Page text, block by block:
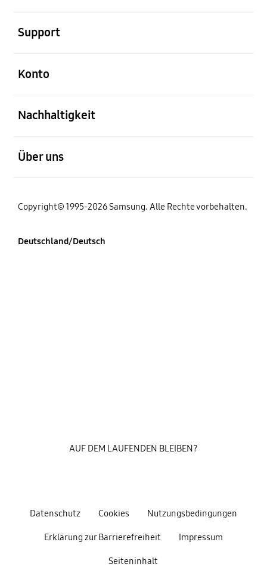
Support
Konto
Nachhaltigkeit
Über uns
Copyright© 1995-2026 Samsung. Alle Rechte vorbehalten.
Deutschland/Deutsch
Datenschutz Cookies Nutzungsbedingungen
Erklärung zur Barrierefreiheit Impressum
Seiteninhalt
AUF DEM LAUFENDEN BLEIBEN?